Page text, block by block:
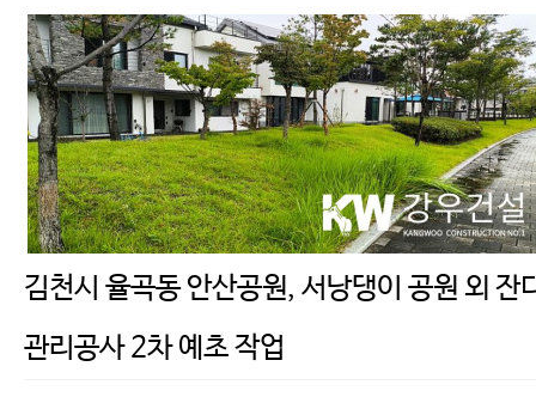
김천시 율곡동 안산공원, 서낭댕이 공원 외 잔
관리공사 2차 예초 작업